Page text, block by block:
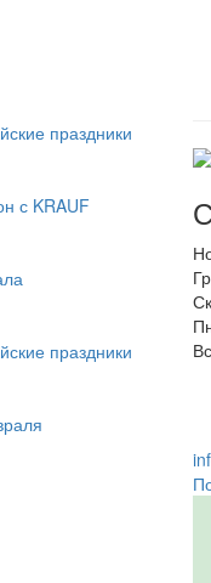
праздники
с KRAUF
праздники
Вс